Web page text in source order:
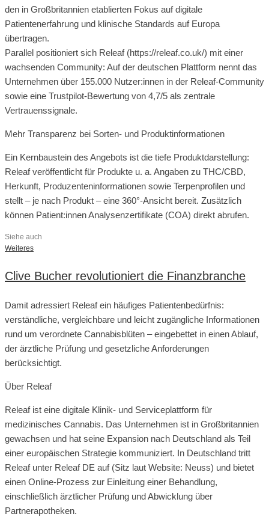
den in Großbritannien etablierten Fokus auf digitale
Patientenerfahrung und klinische Standards auf Europa
übertragen.
Parallel positioniert sich Releaf (https://releaf.co.uk/) mit einer
wachsenden Community: Auf der deutschen Plattform nennt das
Unternehmen über 155.000 Nutzer:innen in der Releaf-Community
sowie eine Trustpilot-Bewertung von 4,7/5 als zentrale
Vertrauenssignale.
Mehr Transparenz bei Sorten- und Produktinformationen
Ein Kernbaustein des Angebots ist die tiefe Produktdarstellung:
Releaf veröffentlicht für Produkte u. a. Angaben zu THC/CBD,
Herkunft, Produzenteninformationen sowie Terpenprofilen und
stellt – je nach Produkt – eine 360°-Ansicht bereit. Zusätzlich
können Patient:innen Analysenzertifikate (COA) direkt abrufen.
Siehe auch
Weiteres
Clive Bucher revolutioniert die Finanzbranche
Damit adressiert Releaf ein häufiges Patientenbedürfnis:
verständliche, vergleichbare und leicht zugängliche Informationen
rund um verordnete Cannabisblüten – eingebettet in einen Ablauf,
der ärztliche Prüfung und gesetzliche Anforderungen
berücksichtigt.
Über Releaf
Releaf ist eine digitale Klinik- und Serviceplattform für
medizinisches Cannabis. Das Unternehmen ist in Großbritannien
gewachsen und hat seine Expansion nach Deutschland als Teil
einer europäischen Strategie kommuniziert. In Deutschland tritt
Releaf unter Releaf DE auf (Sitz laut Website: Neuss) und bietet
einen Online-Prozess zur Einleitung einer Behandlung,
einschließlich ärztlicher Prüfung und Abwicklung über
Partnerapotheken.